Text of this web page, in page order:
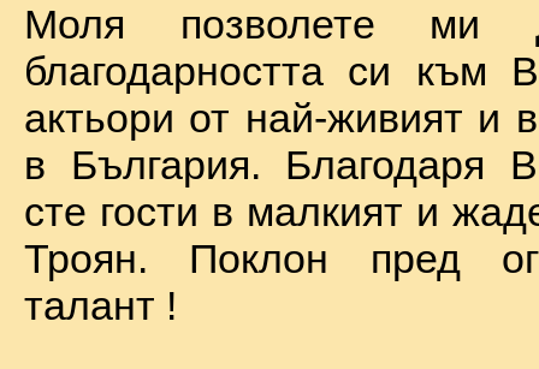
Моля позволете ми
благодарността си към
актьори от най-живият и
в България. Благодаря
сте гости в малкият и
Троян. Поклон пред
талант !